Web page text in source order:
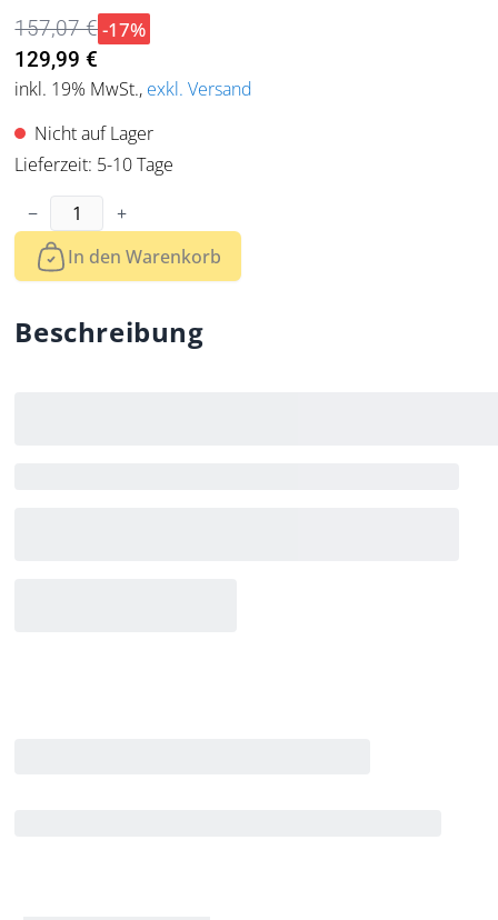
157,07 € -17%
129,99 €
inkl. 19% MwSt., exkl. Versand
Nicht auf Lager
Lieferzeit: 5-10 Tage
Menge
−
+
In den Warenkorb
Beschreibung